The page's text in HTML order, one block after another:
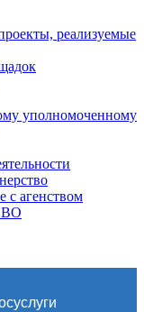
реализуемые
уполномоченному
с агенством